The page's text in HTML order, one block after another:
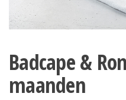
Badcape &
maanden